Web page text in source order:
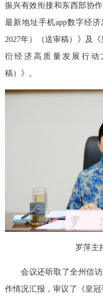
振兴有效衔接和东西部协
最新地址手机app数字经
2027年）（送审稿）》及
衍经济高质量发展行动
稿）》。
罗萍主
会议还听取了全州信
作情况汇报，审议了《皇